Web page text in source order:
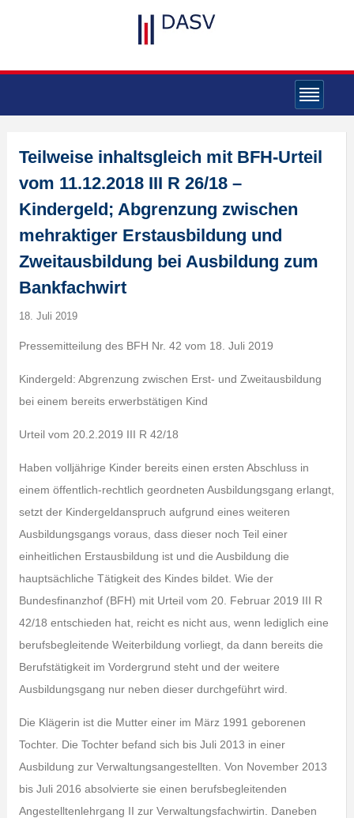
Teilweise inhaltsgleich mit BFH-Urteil
vom 11.12.2018 III R 26/18 –
Kindergeld; Abgrenzung zwischen
mehraktiger Erstausbildung und
Zweitausbildung bei Ausbildung zum
Bankfachwirt
18. Juli 2019
Pressemitteilung des BFH Nr. 42 vom 18. Juli 2019
Kindergeld: Abgrenzung zwischen Erst- und Zweitausbildung
bei einem bereits erwerbstätigen Kind
Urteil vom 20.2.2019 III R 42/18
Haben volljährige Kinder bereits einen ersten Abschluss in
einem öffentlich-rechtlich geordneten Ausbildungsgang erlangt,
setzt der Kindergeldanspruch aufgrund eines weiteren
Ausbildungsgangs voraus, dass dieser noch Teil einer
einheitlichen Erstausbildung ist und die Ausbildung die
hauptsächliche Tätigkeit des Kindes bildet. Wie der
Bundesfinanzhof (BFH) mit Urteil vom 20. Februar 2019 III R
42/18 entschieden hat, reicht es nicht aus, wenn lediglich eine
berufsbegleitende Weiterbildung vorliegt, da dann bereits die
Berufstätigkeit im Vordergrund steht und der weitere
Ausbildungsgang nur neben dieser durchgeführt wird.
Die Klägerin ist die Mutter einer im März 1991 geborenen
Tochter. Die Tochter befand sich bis Juli 2013 in einer
Ausbildung zur Verwaltungsangestellten. Von November 2013
bis Juli 2016 absolvierte sie einen berufsbegleitenden
Angestelltenlehrgang II zur Verwaltungsfachwirtin. Daneben